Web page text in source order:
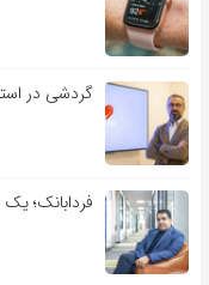
گردشی در
فردابانک؛ یک